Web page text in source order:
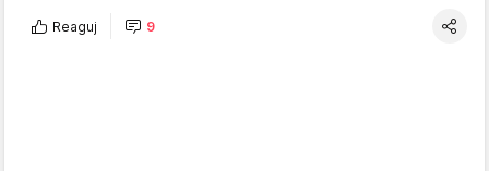
Reaguj 9